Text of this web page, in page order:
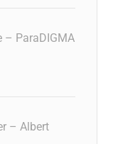
– ParaDIGMA
– Albert